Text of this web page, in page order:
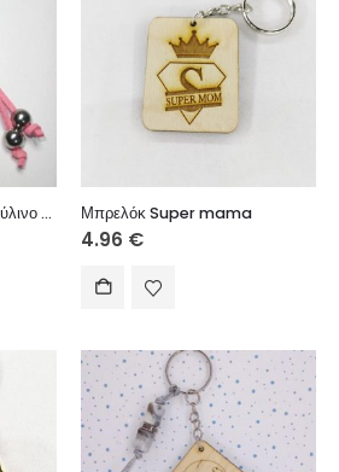
Χειροποίητο μπρελόκ με ξύλινο στοιχείο, σουέτ κορδόνι και μεταλλικά στοιχεία. Μπρελόκ Super mama
4.96 €